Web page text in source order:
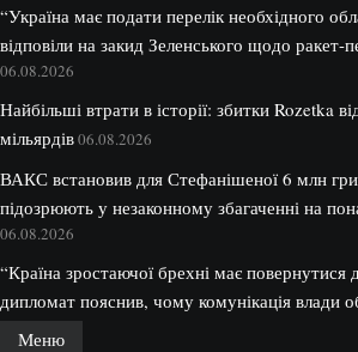
“Україна має подати перелік необхідного
відповіли на закид Зеленського щодо ракет-
06.08.2026
Найбільші втрати в історії: збитки Rozetka
мільярдів06.08.2026
ВАКС встановив для Стефанішеної 6 млн
підозрюють у незаконному збагаченні на
06.08.2026
“Країна зростаючої брехні має повернутися
дипломат пояснив, чому комунікація влади
Меню